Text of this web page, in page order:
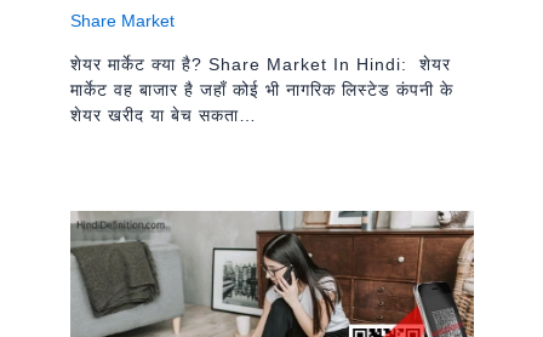
Share Market
शेयर मार्केट क्या है? Share Market In Hindi: शेयर
मार्केट वह बाजार है जहाँ कोई भी नागरिक लिस्टेड कंपनी के
शेयर खरीद या बेच सकता…